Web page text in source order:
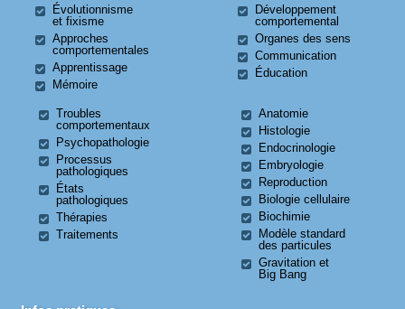
Évolutionnisme
et fixisme
Approches
comportementales
Apprentissage
Mémoire
Développement
comportemental
Organes des sens
Communication
Éducation
Troubles
comportementaux
Psychopathologie
Processus
pathologiques
États
pathologiques
Thérapies
Traitements
Anatomie
Histologie
Endocrinologie
Embryologie
Reproduction
Biologie cellulaire
Biochimie
Modèle standard
des particules
Gravitation et
Big Bang